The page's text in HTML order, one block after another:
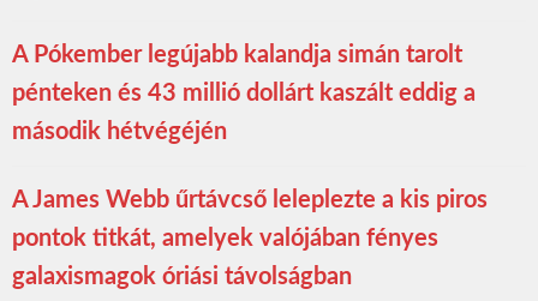
A Pókember legújabb kalandja simán tarolt
pénteken és 43 millió dollárt kaszált eddig a
második hétvégéjén
A James Webb űrtávcső leleplezte a kis piros
pontok titkát, amelyek valójában fényes
galaxismagok óriási távolságban